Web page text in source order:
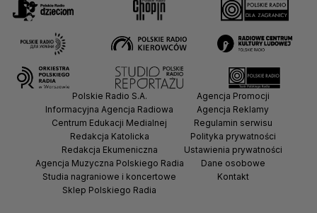
Polskie Radio S.A.
Informacyjna Agencja Radiowa
Centrum Edukacji Medialnej
Redakcja Katolicka
Redakcja Ekumeniczna
Agencja Muzyczna Polskiego Radia
Studia nagraniowe i koncertowe
Sklep Polskiego Radia
Agencja Promocji
Agencja Reklamy
Regulamin serwisu
Polityka prywatności
Ustawienia prywatności
Dane osobowe
Kontakt